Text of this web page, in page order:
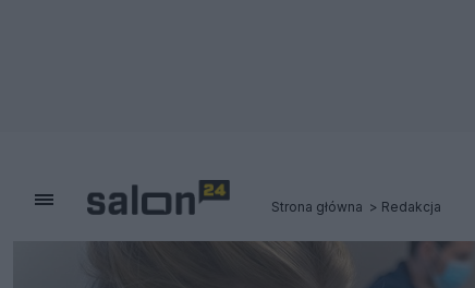
Strona główna Redakcja